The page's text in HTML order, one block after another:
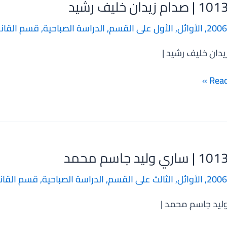
خليف رشيد
,الأوائل,الأول على القسم,الدراسة الصباحية,قسم
خليف رشيد |
جاسم محمد
,الأوائل,الثالث على القسم,الدراسة الصباحية,قسم
جاسم محمد |